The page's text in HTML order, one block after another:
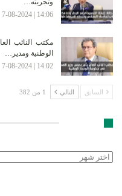
14:06 | 7-08-2024
مكتب النائب
الوطنية ومدير…
14:02 | 7-08-2024
السابق التالي 1 من 382
الأرشيف